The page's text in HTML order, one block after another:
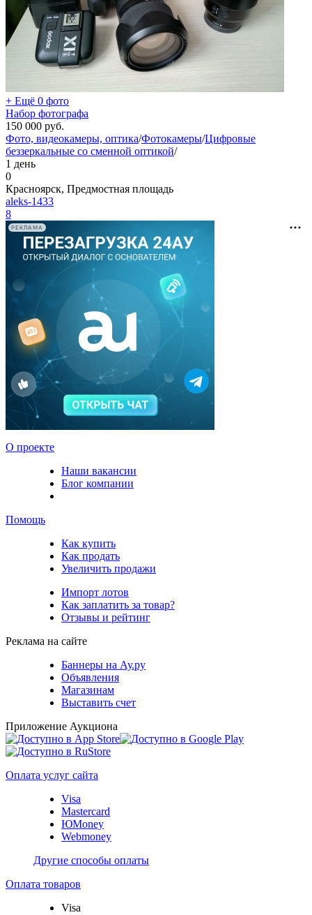
+ Ещё 0 фото
Набор фотографа
150 000 руб.
Фото, видеокамеры, оптика/Фотокамеры/Цифровые
беззеркальные со сменной оптикой/
1 день
0
Красноярск, Предмостная площадь
aleks-1433
8
РЕКЛАМА
О проекте
Наши вакансии
Блог компании
Помощь
Как купить
Как продать
Увеличить продажи
Импорт лотов
Как заплатить за товар?
Отзывы и рейтинг
Реклама на сайте
Баннеры на Ау.ру
Объявления
Магазинам
Выставить счет
Приложение Аукциона
Оплата услуг сайта
Visa
Mastercard
ЮMoney
Webmoney
Другие способы оплаты
Оплата товаров
Visa